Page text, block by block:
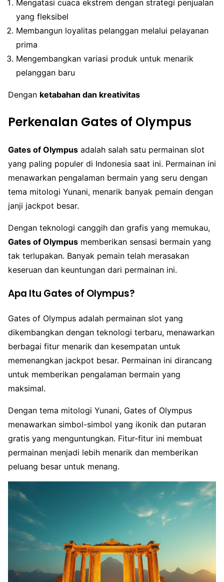
Mengatasi cuaca ekstrem dengan strategi penjualan
yang fleksibel
Membangun loyalitas pelanggan melalui pelayanan
prima
Mengembangkan variasi produk untuk menarik
pelanggan baru
Dengan ketabahan dan kreativitas
Perkenalan Gates of Olympus
Gates of Olympus adalah salah satu permainan slot
yang paling populer di Indonesia saat ini. Permainan ini
menawarkan pengalaman bermain yang seru dengan
tema mitologi Yunani, menarik banyak pemain dengan
janji jackpot besar.
Dengan teknologi canggih dan grafis yang memukau,
Gates of Olympus memberikan sensasi bermain yang
tak terlupakan. Banyak pemain telah merasakan
keseruan dan keuntungan dari permainan ini.
Apa Itu Gates of Olympus?
Gates of Olympus adalah permainan slot yang
dikembangkan dengan teknologi terbaru, menawarkan
berbagai fitur menarik dan kesempatan untuk
memenangkan jackpot besar. Permainan ini dirancang
untuk memberikan pengalaman bermain yang
maksimal.
Dengan tema mitologi Yunani, Gates of Olympus
menawarkan simbol-simbol yang ikonik dan putaran
gratis yang menguntungkan. Fitur-fitur ini membuat
permainan menjadi lebih menarik dan memberikan
peluang besar untuk menang.